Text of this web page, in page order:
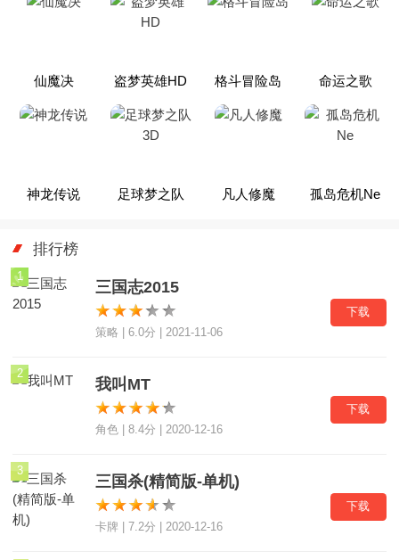
仙魔决 盗梦英雄HD 格斗冒险岛 命运之歌
神龙传说 足球梦之队 凡人修魔 孤岛危机Ne
排行榜
1
三国志2015
策略 | 6.0分 | 2021-11-06
下载
2
我叫MT
角色 | 8.4分 | 2020-12-16
下载
3
三国杀(精简版-单机)
卡牌 | 7.2分 | 2020-12-16
下载